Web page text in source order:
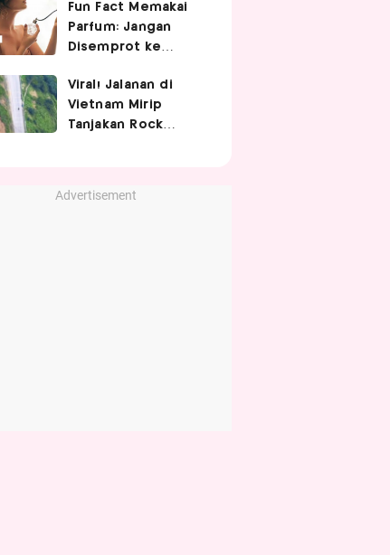
Ahli Gizi!
Fun Fact Memakai
Parfum: Jangan
Disemprot ke
Golden Time
Memakainya!
Viral! Jalanan di
Vietnam Mirip
Tanjakan Rock
Advertisement